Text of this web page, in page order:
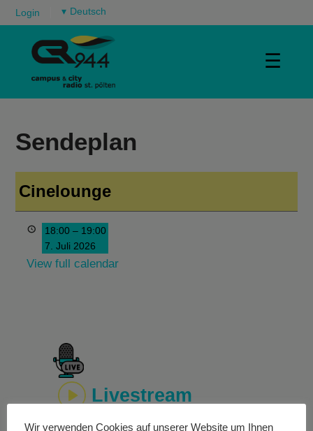
Login ▾
☰
Sendeplan
Cinelounge
18:00 – 19:00
7. Juli 2026
View full calendar
Livestream
Wir verwenden Cookies auf unserer Website um Ihnen